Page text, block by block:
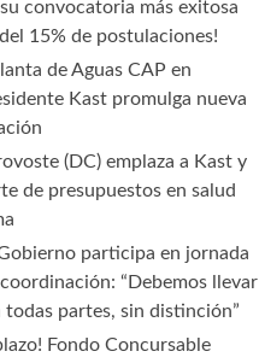
convocatoria más exitosa
15% de postulaciones!
de Aguas CAP en
Kast promulga nueva
(DC) emplaza a Kast y
de presupuestos en salud
participa en jornada
“Debemos llevar
todas partes, sin distinción”
Fondo Concursable